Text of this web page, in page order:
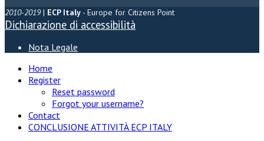
2010-2019| ECP Italy - Europe for Citizens Point
Dichiarazione di accessibilità
Nota Legale
Home
Register
Reset password
Forgot your username?
Contact
CONCLUSIONE ATTIVITÀ ECP ITALY